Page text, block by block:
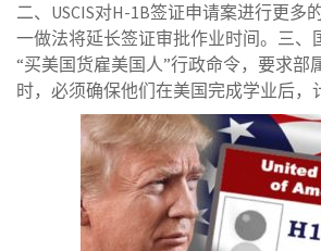
二、USCIS对H-1B签证申请案进行更多
一做法将延长签证审批作业时间。三、
“买美国货雇美国人”行政命令，要求部
时，必须确保他们在美国完成学业后，